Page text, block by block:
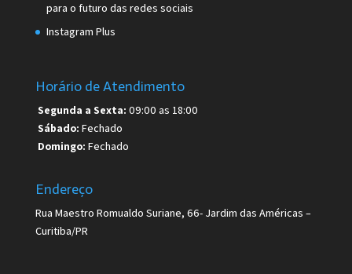
para o futuro das redes sociais
Instagram Plus
Horário de Atendimento
Segunda a Sexta: 09:00 as 18:00
Sábado: Fechado
Domingo: Fechado
Endereço
Rua Maestro Romualdo Suriane, 66- Jardim das Américas –
Curitiba/PR